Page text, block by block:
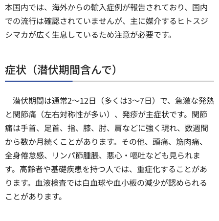
本国内では、海外からの輸入症例が報告されており、国内
での流行は確認されていませんが、主に媒介するヒトスジ
シマカが広く生息しているため注意が必要です。
症状（潜伏期間含んで）
潜伏期間は通常2〜12日（多くは3〜7日）で、急激な発熱
と関節痛（左右対称性が多い）、発疹が主症状です。関節
痛は手首、足首、指、膝、肘、肩などに強く現れ、数週間
から数か月続くことがあります。その他、頭痛、筋肉痛、
全身倦怠感、リンパ節腫脹、悪心・嘔吐なども見られま
す。高齢者や基礎疾患を持つ人では、重症化することがあ
ります。血液検査では白血球や血小板の減少が認められる
ことがあります。